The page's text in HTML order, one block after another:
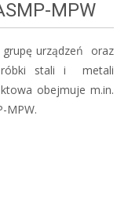
MPW
grupę urządzeń oraz
stali i metali
obejmuje m.in.
MPW.